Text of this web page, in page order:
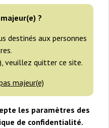
?
destinés aux personnes
veuillez quitter ce site.
majeur(e)
les paramètres des
de confidentialité.